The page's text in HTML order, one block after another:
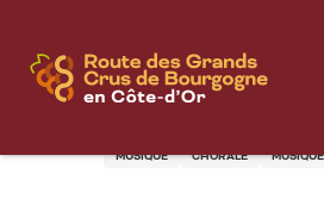
contenu
principal
OPUS71
MUSIQUE CHORALE